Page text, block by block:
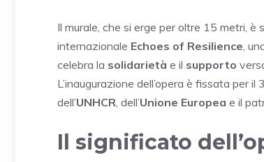
Il murale, che si erge per oltre 15 metri,
internazionale Echoes of Resilience,
celebra la solidarietà e il supporto
L’inaugurazione dell’opera è fissata per
dell’UNHCR, dell’Unione Europea e il
Il significato